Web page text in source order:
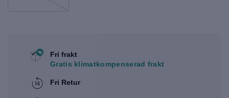
Fri frakt
Gratis klimatkompenserad frakt
Fri Retur